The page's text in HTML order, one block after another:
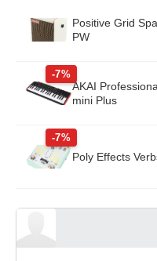
Positive Grid
PW
-7%
AKAI
mini Plus
-7%
Poly Effects